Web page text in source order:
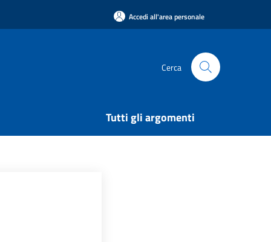
Accedi all'area personale
Cerca
Tutti gli argomenti